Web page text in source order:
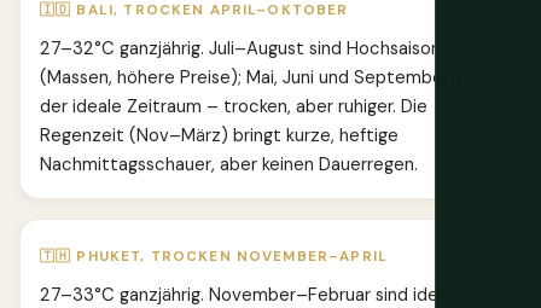
🇮🇩 BALI, TROCKEN APRIL–OKTOBER
27–32°C ganzjährig. Juli–August sind Hochsaison
(Massen, höhere Preise); Mai, Juni und September sind
der ideale Zeitraum – trocken, aber ruhiger. Die
Regenzeit (Nov–März) bringt kurze, heftige
Nachmittagsschauer, aber keinen Dauerregen.
🇹🇭 PHUKET, TROCKEN NOVEMBER–APRIL
27–33°C ganzjährig. November–Februar sind ideal: